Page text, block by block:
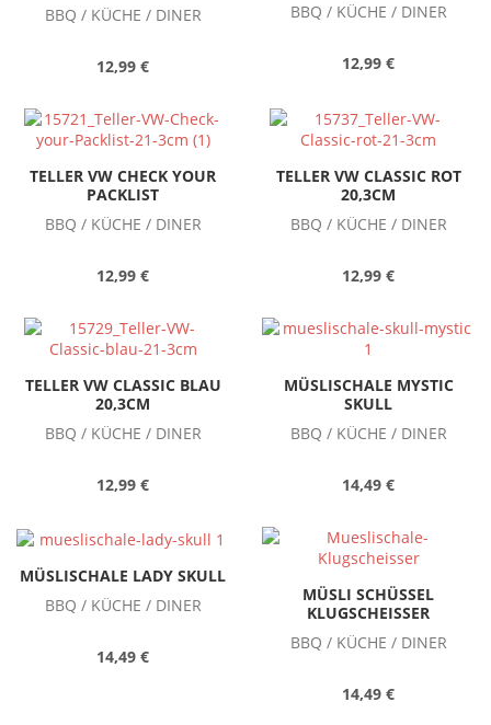
BBQ / KÜCHE / DINER
12,99 €
BBQ / KÜCHE / DINER
12,99 €
TELLER VW CHECK YOUR
PACKLIST
BBQ / KÜCHE / DINER
12,99 €
TELLER VW CLASSIC ROT
20,3CM
BBQ / KÜCHE / DINER
12,99 €
TELLER VW CLASSIC BLAU
20,3CM
BBQ / KÜCHE / DINER
12,99 €
MÜSLISCHALE MYSTIC
SKULL
BBQ / KÜCHE / DINER
14,49 €
MÜSLISCHALE LADY SKULL
BBQ / KÜCHE / DINER
14,49 €
MÜSLI SCHÜSSEL
KLUGSCHEISSER
BBQ / KÜCHE / DINER
14,49 €